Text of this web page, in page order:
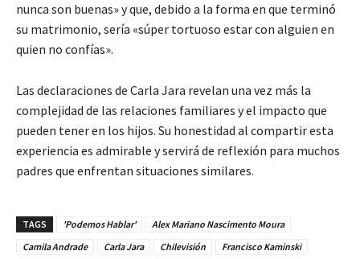
nunca son buenas» y que, debido a la forma en que terminó
su matrimonio, sería «súper tortuoso estar con alguien en
quien no confías».
Las declaraciones de Carla Jara revelan una vez más la
complejidad de las relaciones familiares y el impacto que
pueden tener en los hijos. Su honestidad al compartir esta
experiencia es admirable y servirá de reflexión para muchos
padres que enfrentan situaciones similares.
TAGS 'Podemos Hablar'
Alex Mariano Nascimento Moura
Camila Andrade
Carla Jara Chilevisión Francisco Kaminski